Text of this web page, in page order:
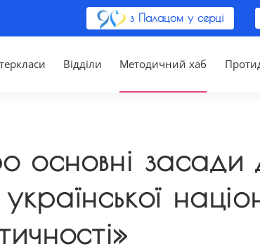
з Палацом у серці
Відділи Методичний хаб
основні засади